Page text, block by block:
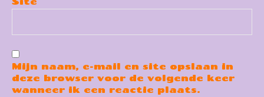
Mijn naam, e-mail en site opslaan in
deze browser voor de volgende keer
wanneer ik een reactie plaats.